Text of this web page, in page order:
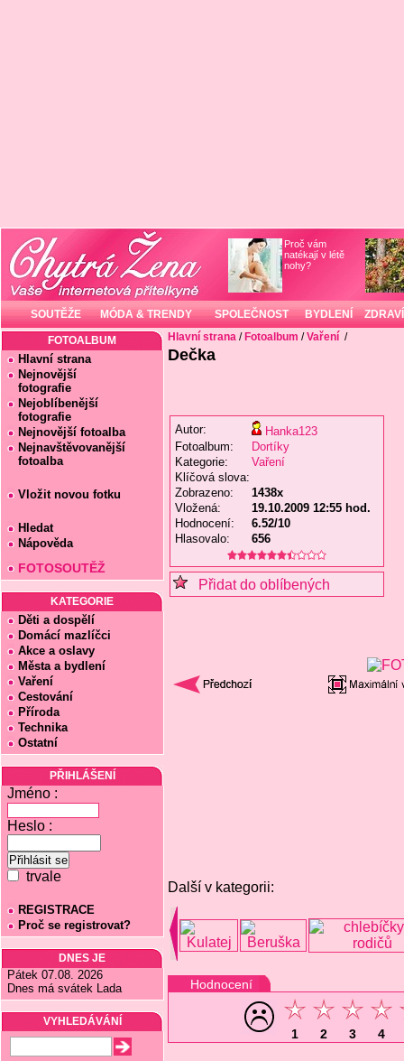
Proč vám
natékají v létě
nohy?
SOUTĚŽE MÓDA & TRENDY SPOLEČNOST BYDLENÍ ZDRAVÍ
FOTOALBUM
Hlavní strana
Nejnovější
fotografie
Nejoblíbenější
fotografie
Nejnovější fotoalba
Nejnavštěvovanější
fotoalba
Vložit novou fotku
Hledat
Nápověda
FOTOSOUTĚŽ
KATEGORIE
Děti a dospělí
Domácí mazlíčci
Akce a oslavy
Města a bydlení
Vaření
Cestování
Příroda
Technika
Ostatní
PŘIHLÁŠENÍ
Jméno :
Heslo :
trvale
REGISTRACE
Proč se registrovat?
DNES JE
Pátek 07.08. 2026
Dnes má svátek Lada
VYHLEDÁVÁNÍ
Hlavní strana / Fotoalbum /Vaření /
Dečka
Autor:
Hanka123
Fotoalbum:
Dortíky
Kategorie:
Vaření
Klíčová slova:
Zobrazeno:
1438x
Vložená:
19.10.2009 12:55 hod.
Hodnocení:
6.52/10
Hlasovalo:
656
Přidat do oblíbených
Další v kategorii:
Hodnocení
1 2 3 4